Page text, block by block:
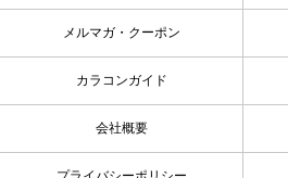
メルマガ・クーポン
カラコンガイド
会社概要